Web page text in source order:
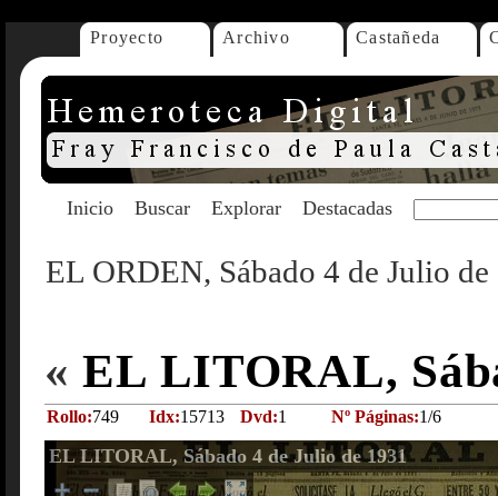
Proyecto Archivo Castañeda
Inicio Buscar Explorar Destacadas
EL ORDEN, Sábado 4 de Julio de
« EL LITORAL,
Rollo:749 Idx:15713 Dvd:1 Nº Páginas:1/6
EL LITORAL, Sábado 4 de Julio de 1931